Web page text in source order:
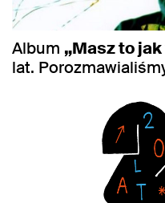
Album „Masz to
lat.